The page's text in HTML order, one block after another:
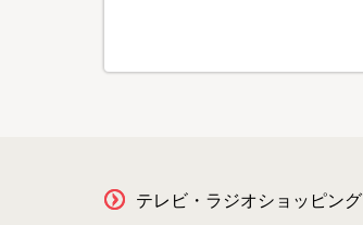
テレビ・ラジオショッピング